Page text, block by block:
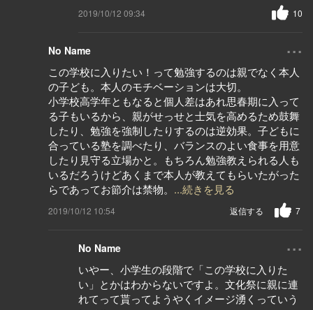
2019/10/12 09:34 10
No Name ...
この学校に入りたい！って勉強するのは親でなく本人
の子ども。本人のモチベーションは大切。
小学校高学年ともなると個人差はあれ思春期に入って
る子もいるから、親がせっせと士気を高めるため鼓舞
したり、勉強を強制したりするのは逆効果。子どもに
合っている塾を調べたり、バランスのよい食事を用意
したり見守る立場かと。もちろん勉強教えられる人も
いるだろうけどあくまで本人が教えてもらいたがった
らであってお節介は禁物。 ...続きを見る
2019/10/12 10:54 7
返信する
No Name ...
いやー、小学生の段階で「この学校に入りた
い」とかはわからないですよ。文化祭に親に連
れてって貰ってようやくイメージ湧くっていう